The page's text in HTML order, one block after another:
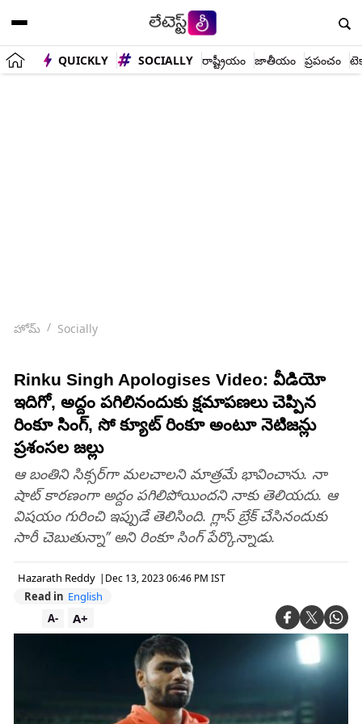
QUICKLY SOCIALLY రాష్ట్రీయం జాతీయం ప్రపంచం
హోమ్ Socially
Rinku Singh Apologises Video: వీడియో
ఇదిగో, అద్దం పగిలినందుకు క్షమాపణలు చెప్పిన
రింకూ సింగ్‌, సో క్యూట్‌ రింకూ అంటూ నెటిజన్లు
ప్రశంసల జల్లు
ఆ బంతిని సిక్సర్‌గా మలచాలని మాత్రమే భావించాను. నా
షాట్‌ కారణంగా అద్దం పగిలిపోయిందని నాకు తెలియదు. ఆ
విషయం గురించి ఇప్పుడే తెలిసింది. గ్లాస్‌ బ్రేక్‌ చేసినందుకు
సారీ చెబుతున్నా’’ అని రింకూ సింగ్‌ పేర్కొన్నాడు.
Hazarath Reddy | Dec 13, 2023 06:46 PM IST
Read in English
A+
A-